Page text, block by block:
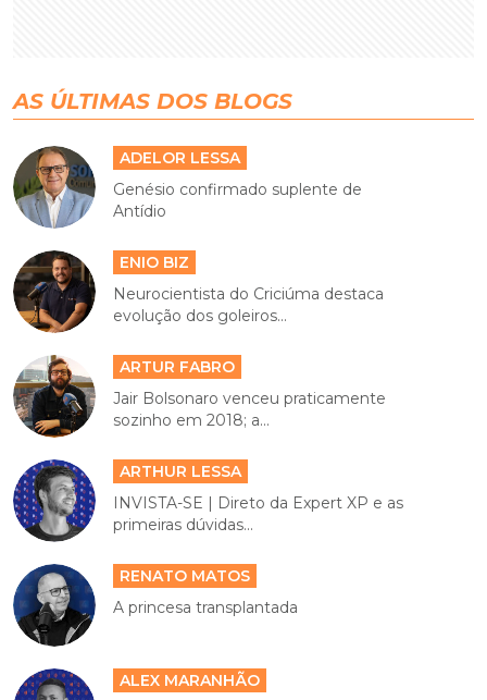
AS ÚLTIMAS DOS BLOGS
ADELOR LESSA
Genésio confirmado suplente de
Antídio
ENIO BIZ
Neurocientista do Criciúma destaca
evolução dos goleiros...
ARTUR FABRO
Jair Bolsonaro venceu praticamente
sozinho em 2018; a...
ARTHUR LESSA
INVISTA-SE | Direto da Expert XP e as
primeiras dúvidas...
RENATO MATOS
A princesa transplantada
ALEX MARANHÃO